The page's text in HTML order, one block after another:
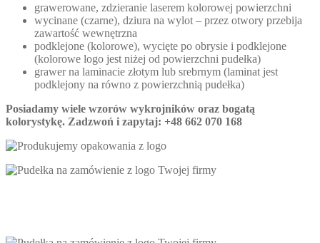
grawerowane, zdzieranie laserem kolorowej powierzchni
wycinane (czarne), dziura na wylot – przez otwory przebija
zawartość wewnętrzna
podklejone (kolorowe), wycięte po obrysie i podklejone
(kolorowe logo jest niżej od powierzchni pudełka)
grawer na laminacie złotym lub srebrnym (laminat jest
podklejony na równo z powierzchnią pudełka)
Posiadamy wiele wzorów wykrojników oraz bogatą
kolorystykę. Zadzwoń i zapytaj: +48 662 070 168